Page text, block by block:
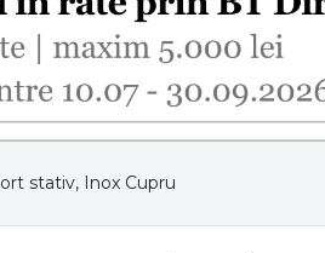
stativ, Inox Cupru